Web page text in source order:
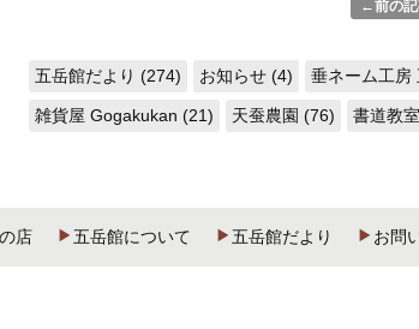
←前の記
五岳館だより (274) お知らせ (4) 垂ネーム工房
雑貨屋 Gogakukan (21) 天蚕農園 (76) 書道教
店 五岳館について 五岳館だより お問